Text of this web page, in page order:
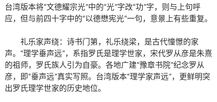
台湾版本将“文德耀宗光”中的“光”字改“功”字，则与上句呼
应，但与前四十字中的“以德懋宪光”一句，意景上有些重复。
礼乐家声绕：诗书门第，礼乐绕梁，是古代憧憬的家
声。“理学垂声远”，系指罗氏是理学世家，宋代罗从彦是朱熹
的祖师，罗氏族人引为自豪。各地广建“豫章书院”纪念罗从
彦，即“垂声远”真实写照。台湾版本“理学家声远”，更鲜明突
出罗氏理学世家的历史地位。